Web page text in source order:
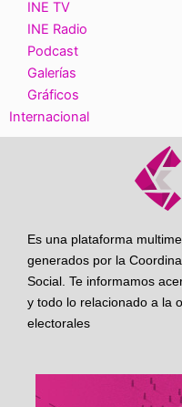
INE TV
INE Radio
Podcast
Galerías
Gráficos
Internacional
Es una plataforma
generados por la
Social. Te informamos
y todo lo relacionado a la
electorales